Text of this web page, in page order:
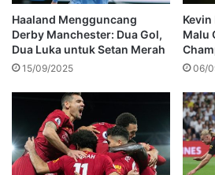
Haaland Mengguncang
Derby Manchester: Dua Gol,
Dua Luka untuk Setan Merah
15/09/2025
Kevin
Malu
06/